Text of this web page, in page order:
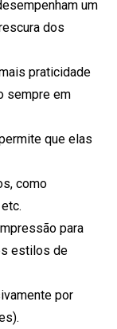
um
dos
praticidade
sempre em
que elas
como
para
estilos de
por